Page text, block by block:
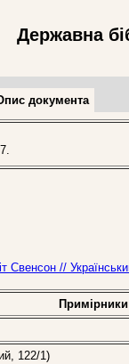
Державна
документа
Свенсон //
Примірники
122/1)